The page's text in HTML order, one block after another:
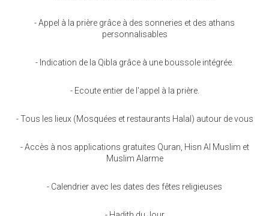
- Appel à la prière grâce à des sonneries et des athans
personnalisables
- Indication de la Qibla grâce à une boussole intégrée.
- Ecoute entier de l'appel à la prière.
- Tous les lieux (Mosquées et restaurants Halal) autour de vous
- Accès à nos applications gratuites Quran, Hisn Al Muslim et
Muslim Alarme
- Calendrier avec les dates des fêtes religieuses